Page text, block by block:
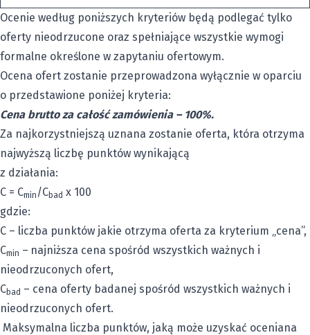
Ocenie według poniższych kryteriów będą podlegać tylko
oferty nieodrzucone oraz spełniające wszystkie wymogi
formalne określone w zapytaniu ofertowym.
Ocena ofert zostanie przeprowadzona wyłącznie w oparciu
o przedstawione poniżej kryteria:
Cena brutto za całość zamówienia – 100%.
Za najkorzystniejszą uznana zostanie oferta, która otrzyma
najwyższą liczbę punktów wynikającą
z działania:
C = Cmin /Cbad x 100
gdzie:
C – liczba punktów jakie otrzyma oferta za kryterium „cena”,
Cmin – najniższa cena spośród wszystkich ważnych i
nieodrzuconych ofert,
Cbad – cena oferty badanej spośród wszystkich ważnych i
nieodrzuconych ofert.
Maksymalna liczba punktów, jaką może uzyskać oceniana